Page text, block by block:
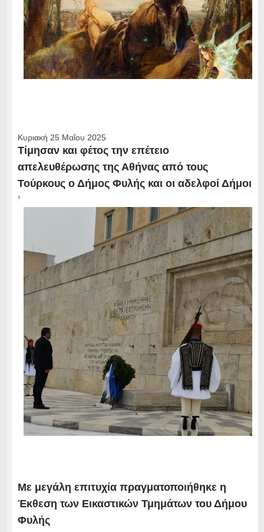
Κυριακή 25 Μαΐου 2025
Τίμησαν και φέτος την επέτειο
απελευθέρωσης της Αθήνας από τους
Τούρκους ο Δήμος Φυλής και οι αδελφοί Δήμοι
›
Με μεγάλη επιτυχία πραγματοποιήθηκε η
Έκθεση των Εικαστικών Τμημάτων του Δήμου
Φυλής